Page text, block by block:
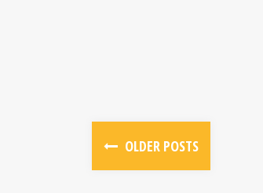
OLDER POSTS